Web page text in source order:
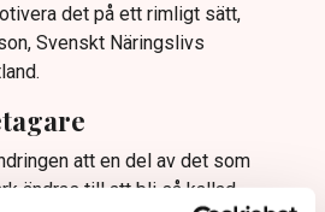
det på ett rimligt sätt,
Svenskt Näringslivs
att en del av det som
ändras till att bli så kallad